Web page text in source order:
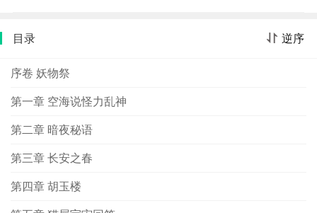
一步步卷入唐国的妖异鬼宴风暴之中。此时，刘云樵业已
上的秽气后，听他道出事情始末……
逆序
目录
序卷 妖物祭
第一章 空海说怪力乱神
第二章 暗夜秘语
第三章 长安之春
第四章 胡玉楼